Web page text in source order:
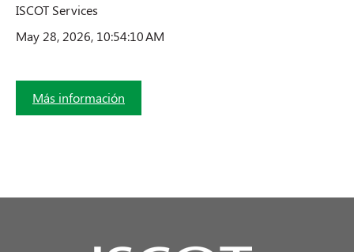
ISCOT Services
May 28, 2026, 10:54:10 AM
Más información